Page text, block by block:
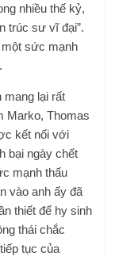
nhiều thế kỷ,
trúc sư vĩ đại”.
sức mạnh
mang lại rất
Marko, Thomas
kết nối với
bại ngày chết
mạnh thấu
vào anh ấy đã
thiết để hy sinh
thái chắc
tục của